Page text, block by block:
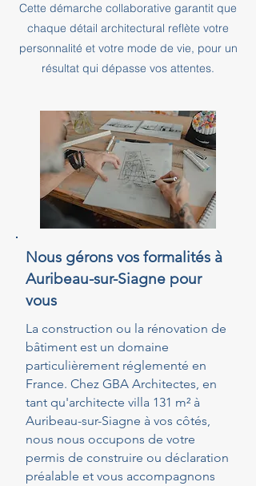
Cette démarche collaborative garantit que
chaque détail architectural reflète votre
personnalité et votre mode de vie, pour un
résultat qui dépasse vos attentes.
Nous gérons vos formalités à
Auribeau-sur-Siagne pour
vous
La construction ou la rénovation de
bâtiment est un domaine
particulièrement réglementé en
France. Chez GBA Architectes, en
tant qu'architecte villa 131 m² à
Auribeau-sur-Siagne à vos côtés,
nous nous occupons de votre
permis de construire ou déclaration
préalable et vous accompagnons